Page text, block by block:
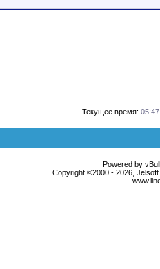
Текущее время: 05:47
Powered by
Copyright ©2000 - 2026,